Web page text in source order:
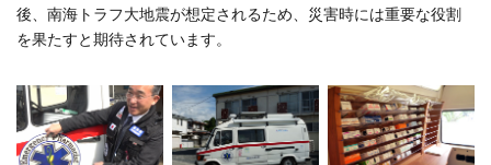
後、南海トラフ大地震が想定されるため、災害時には重要な役割
を果たすと期待されています。